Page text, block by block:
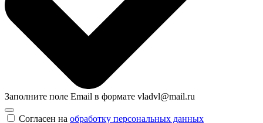
Заполните поле Email в формате vladvl@mail.ru
Согласен на обработку персональных данных